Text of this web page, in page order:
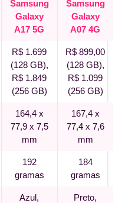
Samsung
Galaxy
A17 5G
Samsung
Galaxy
A07 4G
R$ 1.699
(128 GB),
R$ 1.849
(256 GB)
R$ 899,00
(128 GB),
R$ 1.099
(256 GB)
164,4 x
77,9 x 7,5
mm
167,4 x
77,4 x 7,6
mm
192
gramas
184
gramas
Azul,
Preto,